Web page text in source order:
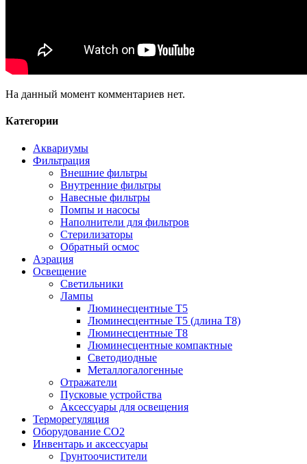
На данный момент комментариев нет.
Категории
Аквариумы
Фильтрация
Внешние фильтры
Внутренние фильтры
Навесные фильтры
Помпы и насосы
Наполнители для фильтров
Стерилизаторы
Обратный осмос
Аэрация
Освещение
Светильники
Лампы
Люминесцентные T5
Люминесцентные T5 (длина T8)
Люминесцентные T8
Люминесцентные компактные
Светодиодные
Металлогалогенные
Отражатели
Пусковые устройства
Аксессуары для освещения
Терморегуляция
Оборудование CO2
Инвентарь и аксессуары
Грунтоочистители